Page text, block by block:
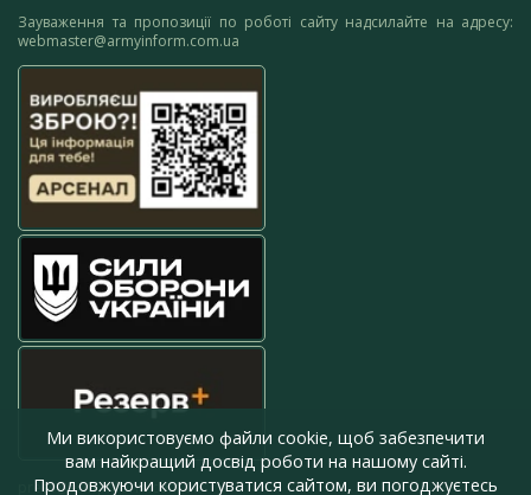
Зауваження та пропозиції по роботі сайту надсилайте на адресу:
webmaster@armyinform.com.ua
press@armyinform.com.ua
Ми використовуємо файли cookie, щоб забезпечити
вам найкращий досвід роботи на нашому сайті.
Продовжуючи користуватися сайтом, ви погоджуєтесь